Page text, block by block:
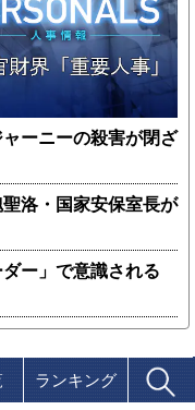
ーニーの殺害が閉ざ
洛・国家安保室長が
ー」で意識される
ランキング